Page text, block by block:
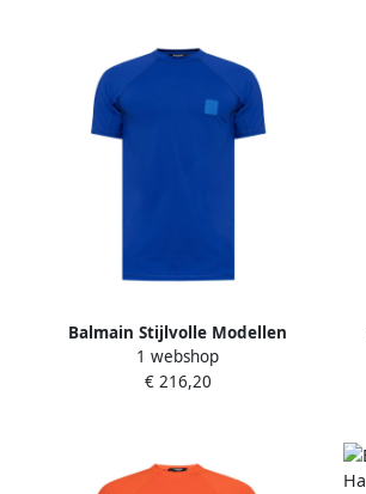
Balmain Stijlvolle Modellen
Collectie Blue Heren
1 webshop
€ 216,20